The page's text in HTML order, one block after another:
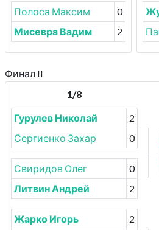
Полоса Максим
0
Мисевра Вадим
2
Финал II
1/8
Гурулев Николай
2
Сергиенко Захар
0
Свиридов Олег
0
Литвин Андрей
2
Жарко Игорь
2